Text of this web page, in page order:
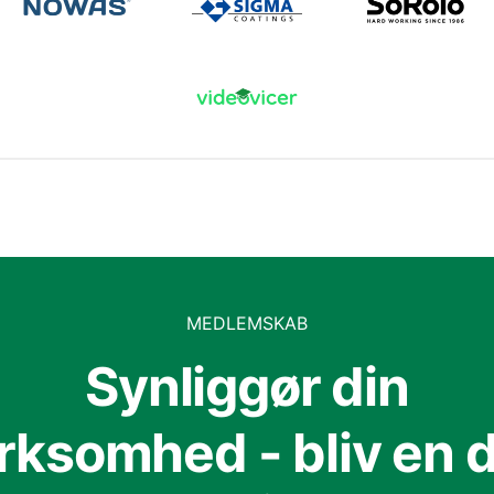
MEDLEMSKAB
Synliggør din
- bliv en